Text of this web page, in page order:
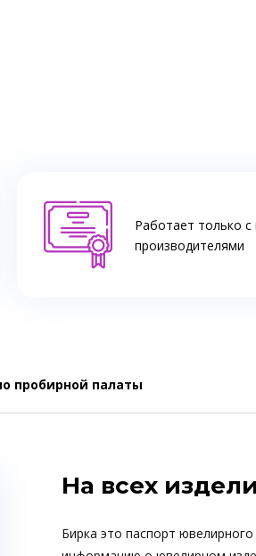
Работает только с
производителями
пробирной палаты
На всех
Бирка это паспорт